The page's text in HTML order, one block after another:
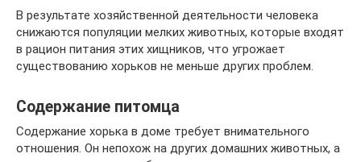
В результате хозяйственной деятельности человека
снижаются популяции мелких животных, которые входят
в рацион питания этих хищников, что угрожает
существованию хорьков не меньше других проблем.
Содержание питомца
Содержание хорька в доме требует внимательного
отношения. Он непохож на других домашних животных, а